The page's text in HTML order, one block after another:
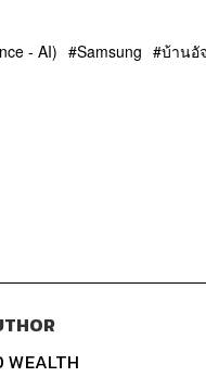
- AI) Samsung บ้านอั
WEALTH